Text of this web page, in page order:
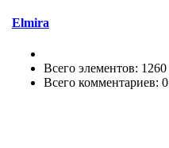
Elmira
Всего элементов: 1260
Всего комментариев: 0